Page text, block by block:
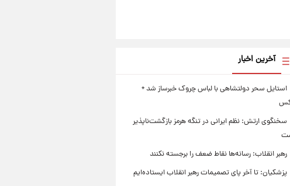
آخرین اخبار
استایل سحر دولتشاهی با لباس چروک خبرساز شد +
سخنگوی ارتش: نظم ایرانی در تنگه هرمز بازگشت‌ناپذیر
رهبر انقلاب: رسانه‌ها نقاط ضعف را برجسته نکنند
پزشکیان: تا آخر پای تصمیمات رهبر انقلاب ایستاده‌ایم